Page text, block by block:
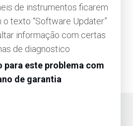
de instrumentos ficarem
texto “Software Updater”
informação com certas
de diagnostico
para este problema com
de garantia